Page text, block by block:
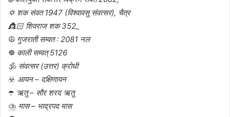
✡️ शक संवत 1947 (विश्वावसु संवत्सर), चैत्र
👸🏻 शिवराज शक 352_
☮️ गुजराती सम्वत : 2081 नल
☸️ काली सम्वत् 5126
🕉️ संवत्सर (उत्तर) क्रोधी
☣️ आयन – दक्षिणायन
☂️ ऋतु – सौर शरद ऋतु
⛈️ मास – भाद्रपद मास